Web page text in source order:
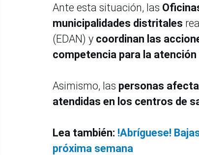
Ante esta situación, las
municipalidades distritales
(EDAN) y coordinan las
competencia para la atención
Asimismo, las personas
atendidas en los centros de
Lea también: !Abríguese!
próxima semana